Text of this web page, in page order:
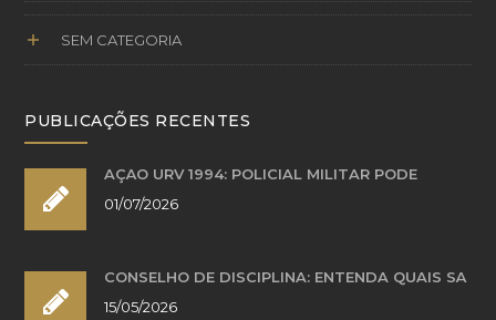
SEM CATEGORIA
PUBLICAÇÕES RECENTES
AÇÃO URV 1994: POLICIAL MILITAR PODE
01/07/2026
CONSELHO DE DISCIPLINA: ENTENDA QUAIS SÃ
15/05/2026